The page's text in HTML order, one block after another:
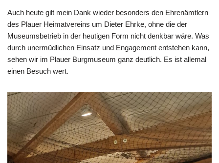
Auch heute gilt mein Dank wieder besonders den Ehrenämtlern
des Plauer Heimatvereins um Dieter Ehrke, ohne die der
Museumsbetrieb in der heutigen Form nicht denkbar wäre. Was
durch unermüdlichen Einsatz und Engagement entstehen kann,
sehen wir im Plauer Burgmuseum ganz deutlich. Es ist allemal
einen Besuch wert.